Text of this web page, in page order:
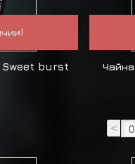
Sweet burst
<